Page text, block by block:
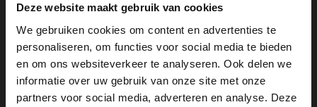
Deze website maakt gebruik van cookies
We gebruiken cookies om content en advertenties te
personaliseren, om functies voor social media te bieden
en om ons websiteverkeer te analyseren. Ook delen we
informatie over uw gebruik van onze site met onze
partners voor social media, adverteren en analyse. Deze
Beeldschermdiagonaal (inch)
15,6 inch
Merk